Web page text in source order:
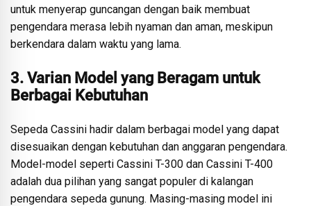
untuk menyerap guncangan dengan baik membuat
pengendara merasa lebih nyaman dan aman, meskipun
berkendara dalam waktu yang lama.
3. Varian Model yang Beragam untuk
Berbagai Kebutuhan
Sepeda Cassini hadir dalam berbagai model yang dapat
disesuaikan dengan kebutuhan dan anggaran pengendara.
Model-model seperti Cassini T-300 dan Cassini T-400
adalah dua pilihan yang sangat populer di kalangan
pengendara sepeda gunung. Masing-masing model ini